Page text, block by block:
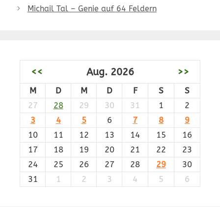
Michail Tal – Genie auf 64 Feldern
<< Aug. 2026 >>
M D M D F S
S
27
28 29 30 31 1
2
3
4 5 6 7 8
9
10
11 12 13 14 15
16
17
18 19 20 21 22
23
24
25 26 27 28 29
30
31
1 2 3 4 5 6